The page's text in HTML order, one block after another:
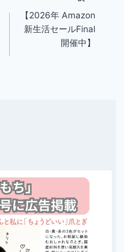
【2026年 Amazon
新生活セールFinal
開催中】